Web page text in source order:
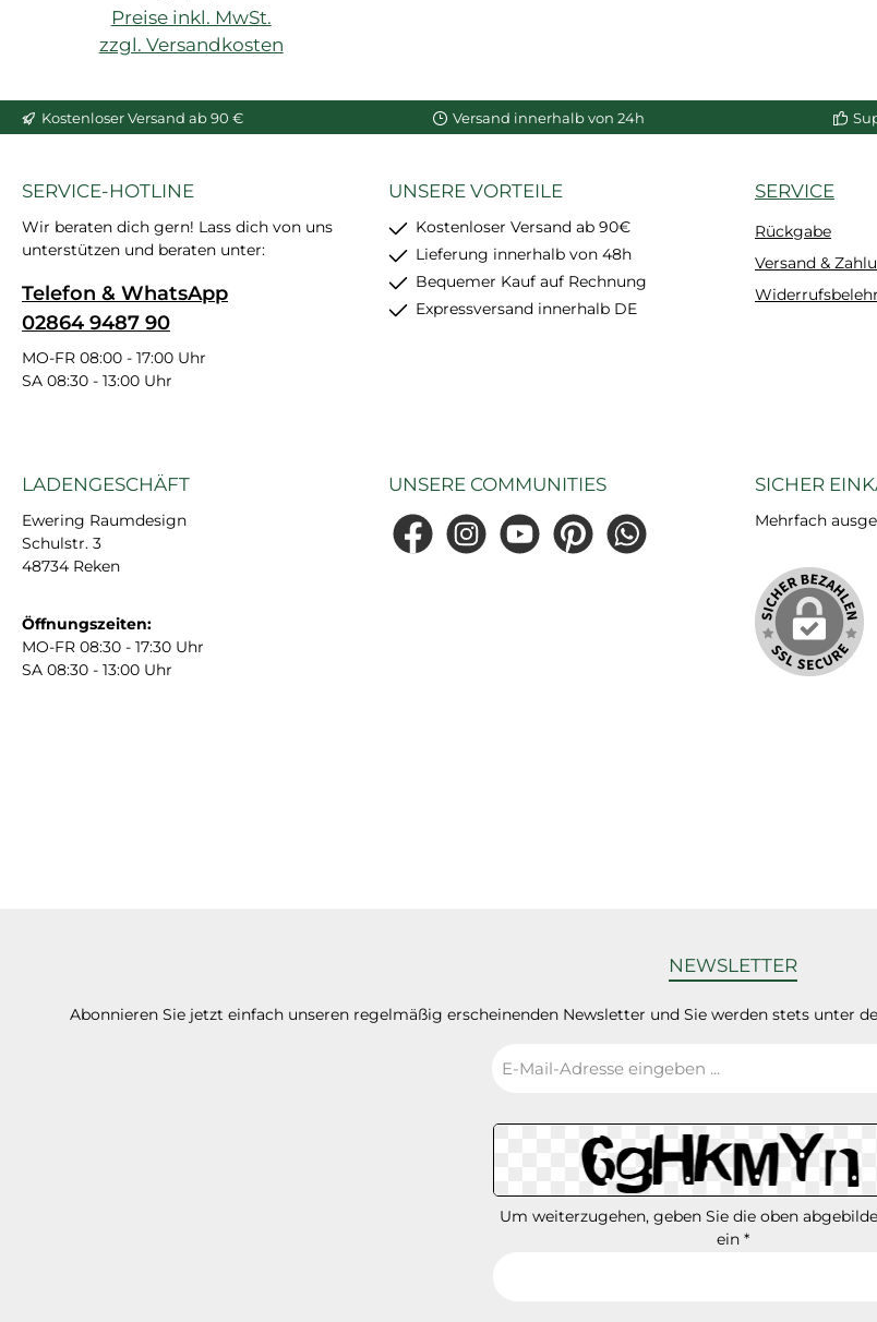
feinkörnig, schleif- und
überstreichbar, enthält
Preise inkl. MwSt.
zzgl. Versandkosten
Kostenloser Versand ab 90 € Versand innerhalb von 24h
SERVICE-HOTLINE
Wir beraten dich gern! Lass dich von uns
unterstützen und beraten unter:
Telefon & WhatsApp
02864 9487 90
MO-FR 08:00 - 17:00 Uhr
SA 08:30 - 13:00 Uhr
UNSERE VORTEILE
Kostenloser Versand ab 90€
Lieferung innerhalb von 48h
Bequemer Kauf auf Rechnung
Expressversand innerhalb DE
SERVICE
Rückgabe
Versand &
LADENGESCHÄFT
Ewering Raumdesign
Schulstr. 3
48734 Reken
Öffnungszeiten:
MO-FR 08:30 - 17:30 Uhr
SA 08:30 - 13:00 Uhr
UNSERE COMMUNITIES
FacebookInstagramYouTubePinterestWhatsApp
SICHER
Mehrfach
NEWSLETTER
Abonnieren Sie jetzt einfach unseren regelmäßig erscheinenden Newsletter und Sie werden stets unter
Mail-
*
Um weiterzugehen, geben Sie die oben
ein *